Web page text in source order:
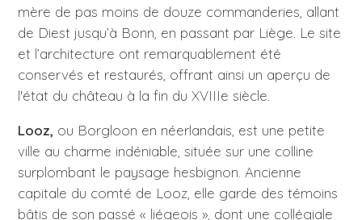
mère de pas moins de douze commanderies, allant
de Diest jusqu’à Bonn, en passant par Liège. Le site
et l’architecture ont remarquablement été
conservés et restaurés, offrant ainsi un aperçu de
l'état du château à la fin du XVIIIe siècle.
Looz, ou Borgloon en néerlandais, est une petite
ville au charme indéniable, située sur une colline
surplombant le paysage hesbignon. Ancienne
capitale du comté de Looz, elle garde des témoins
bâtis de son passé « liégeois », dont une collégiale